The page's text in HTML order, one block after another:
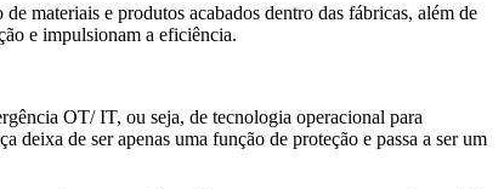
materiais e produtos acabados dentro das fábricas, além de
e impulsionam a eficiência.
OT/ IT, ou seja, de tecnologia operacional para
deixa de ser apenas uma função de proteção e passa a ser um